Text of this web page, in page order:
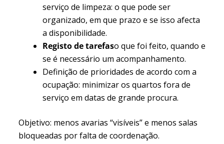
serviço de limpeza: o que pode ser
organizado, em que prazo e se isso afecta
a disponibilidade.
Registo de tarefaso que foi feito, quando e
se é necessário um acompanhamento.
Definição de prioridades de acordo com a
ocupação: minimizar os quartos fora de
serviço em datas de grande procura.
Objetivo: menos avarias “visíveis” e menos salas
bloqueadas por falta de coordenação.